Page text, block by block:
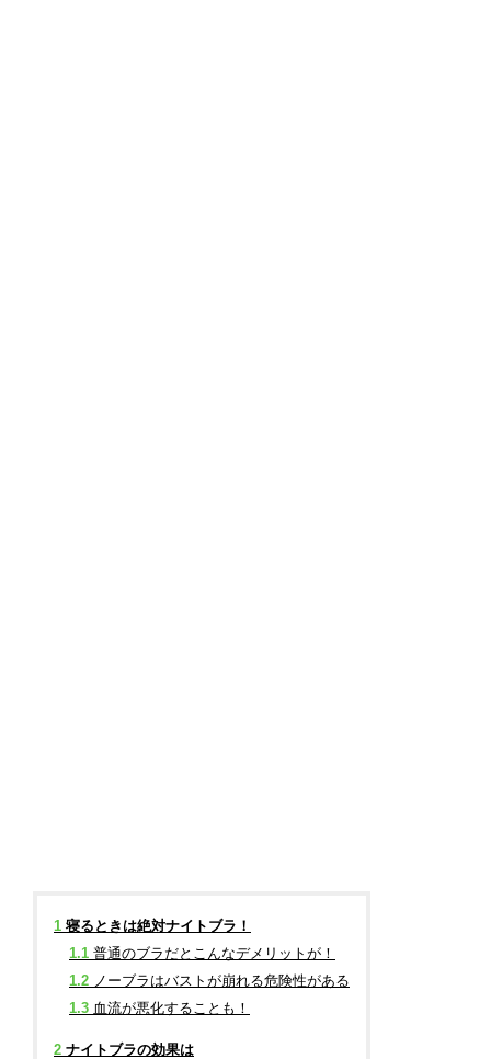
1 寝るときは絶対ナイトブラ！
1.1 普通のブラだとこんなデメリットが！
1.2 ノーブラはバストが崩れる危険性がある
1.3 血流が悪化することも！
2 ナイトブラの効果は